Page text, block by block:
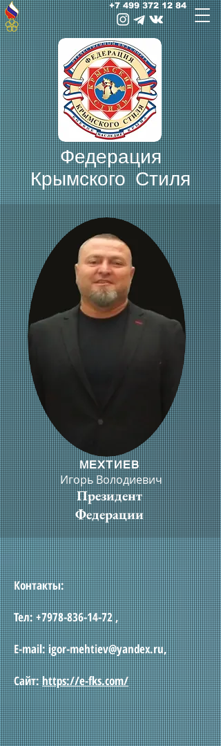
+7 499 372 12 84
Федерация
Крымского Стиля
МЕХТИЕВ
Игорь Володиевич
Президент
Федерации
Контакты:
Тел:+7978-836-14-72,
E-mail:igor-mehtiev@yandex.ru,
Сайт:https://e-fks.com/